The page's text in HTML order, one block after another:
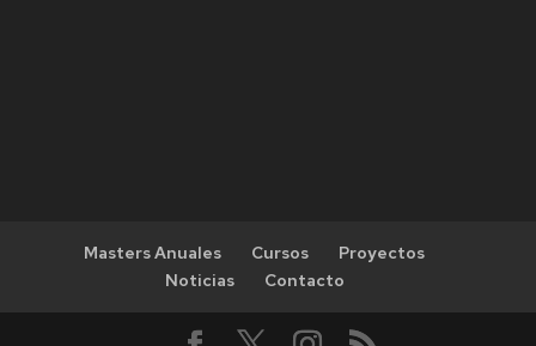
Masters Anuales Cursos
Proyectos
Noticias
Contacto